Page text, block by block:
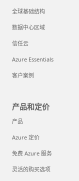
全球基础结构
数据中心区域
信任云
Azure Essentials
客户案例
产品和定价
产品
Azure 定价
免费 Azure 服务
灵活的购买选项